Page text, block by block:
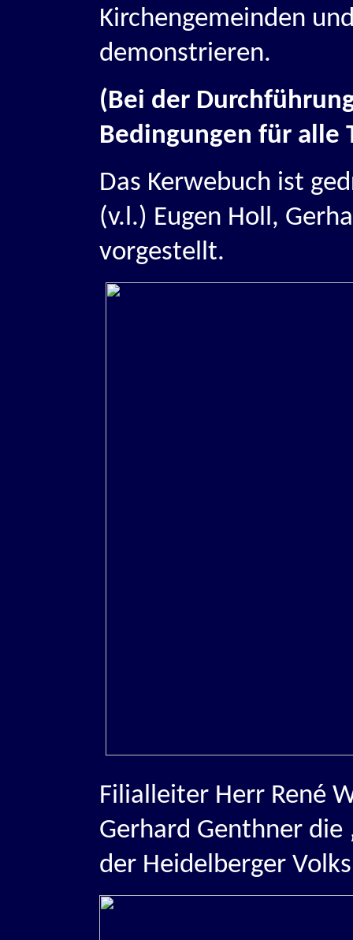
Kirchengemeinden
demonstrieren.
(Bei der
Bedingungen für alle
Das Kerwebuch ist
(v.l.) Eugen Holl,
vorgestellt.
Filialleiter Herr René
Gerhard Genthner
der Heidelberger